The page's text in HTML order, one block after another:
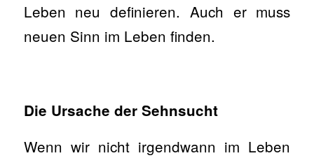
Leben neu definieren. Auch er muss
neuen Sinn im Leben finden.
Die Ursache der Sehnsucht
Wenn wir nicht irgendwann im Leben